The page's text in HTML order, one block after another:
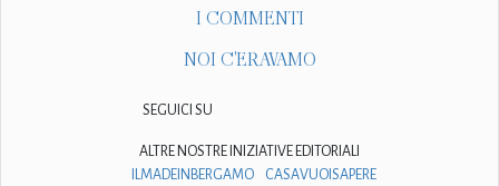
I COMMENTI
NOI C'ERAVAMO
SEGUICI SU
ALTRE NOSTRE INIZIATIVE EDITORIALI
ILMADEINBERGAMO
CASAVUOISAPERE